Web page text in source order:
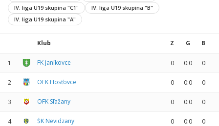
IV. liga U19 skupina "C1"
IV. liga U19 skupina "B"
IV. liga U19 skupina "A"
Klub Z G B
1 FK Janíkovce 0 0:0 0
2 OFK Hosťovce 0 0:0 0
3 OFK Sľažany 0 0:0 0
4 ŠK Nevidzany 0 0:0 0